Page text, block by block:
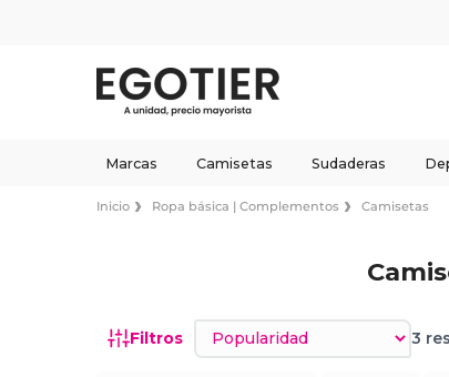
Marcas Camisetas Sudaderas
Inicio Ropa básica | Complementos Camisetas
Filtros Ordenar por 3